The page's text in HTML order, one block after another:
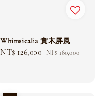
Whimsicalia 實木屏風
Sale
NT$ 126,000 Regular
NT$ 180,000